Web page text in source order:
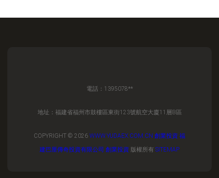
電話：1395078**
地址：福建省福州市鼓樓區東街123號航空大廈11層B區
COPYRIGHT © 2026 WWW.YUDAEX.COM.CN 創業投資 福
建巴厘傳奇投資有限公司 創業投資 版權所有 SITEMAP